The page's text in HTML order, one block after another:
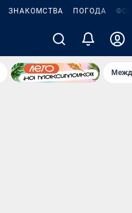
ЗНАКОМСТВА ПОГОДА